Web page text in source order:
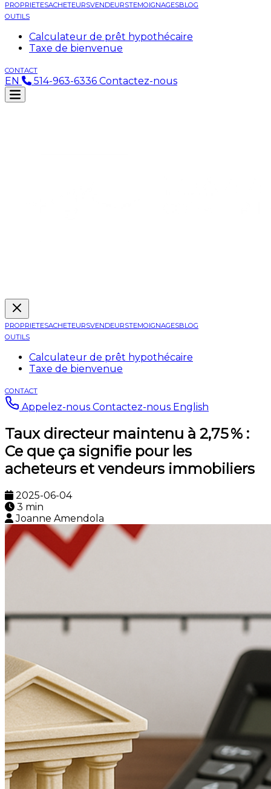
PROPRIETESACHETEURSVENDEURSTEMOIGNAGESBLOG
OUTILS
Calculateur de prêt hypothécaire
Taxe de bienvenue
CONTACT
EN 514-963-6336 Contactez-nous
PROPRIETESACHETEURSVENDEURSTEMOIGNAGESBLOG
OUTILS
Calculateur de prêt hypothécaire
Taxe de bienvenue
CONTACT
Appelez-nous Contactez-nous English
Taux directeur maintenu à 2,75 % :
Ce que ça signifie pour les
acheteurs et vendeurs immobiliers
2025-06-04
3 min
Joanne Amendola